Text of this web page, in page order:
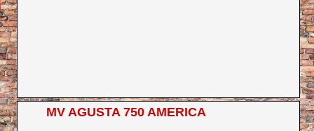
MV AGUSTA 750 AMERICA